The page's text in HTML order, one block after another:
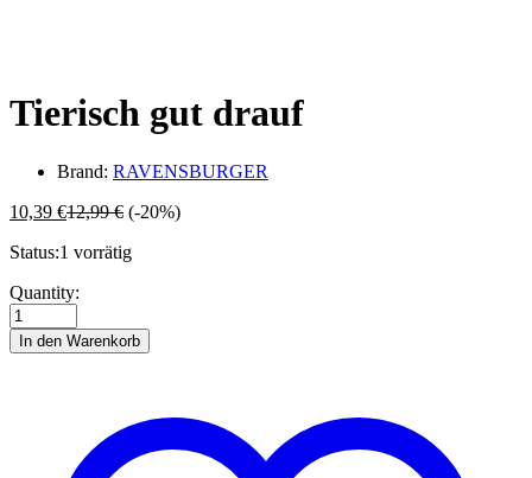
Tierisch gut drauf
Brand: RAVENSBURGER
10,39 €12,99€ (-20%)
Status:1 vorrätig
Tierisch
gut
drauf
quantity
Quantity:
In den Warenkorb